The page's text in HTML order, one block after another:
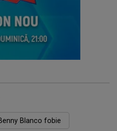
Blanco fobie